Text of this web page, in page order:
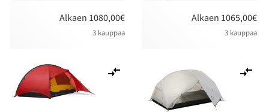
Alkaen 1080,00€
3 kauppaa
Alkaen 1065,00€
3 kauppaa
vertailuun